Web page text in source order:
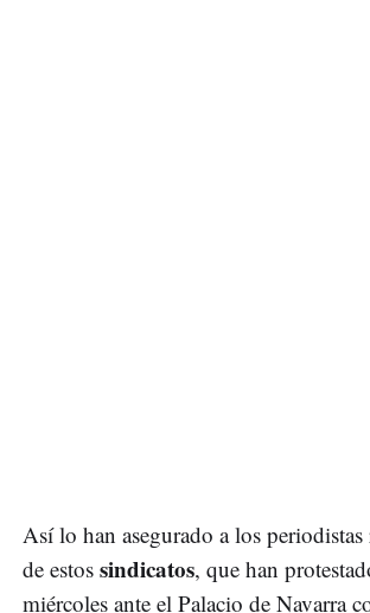
Así lo han asegurado a los periodistas
de estos sindicatos, que han
miércoles ante el Palacio de Navarra